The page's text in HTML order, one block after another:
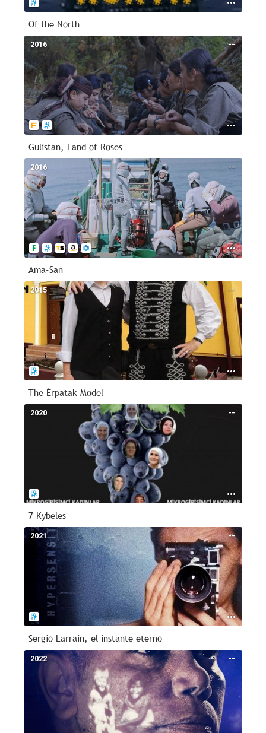
Of the North
--
2016
Gulistan, Land of Roses
--
2016
Ama-San
--
2015
The Érpatak Model
--
2020
7 Kybeles
--
2021
Sergio Larrain, el instante eterno
--
2022